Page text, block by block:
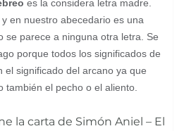
es la considera letra madre.
en nuestro abecedario es una
se parece a ninguna otra letra. Se
porque todos los significados de
el significado del arcano ya que
también el pecho o el aliento.
la carta de Simón Aniel – El